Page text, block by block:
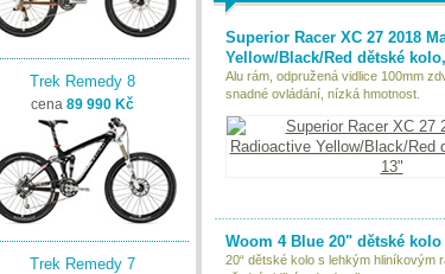
Trek Remedy 8
cena 89 990 Kč
Trek Remedy 7
Superior Racer XC 27 2018
Yellow/Black/Red dětské
Alu rám, odpružená vidlice 100mm
snadné ovládání, nízká hmotnost.
Woom 4 Blue 20" dětské kolo
20“ dětské kolo s lehkým hliníkovým